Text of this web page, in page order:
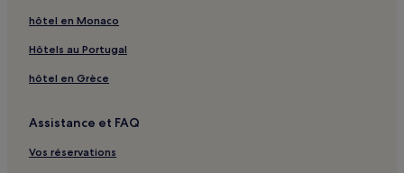
hôtel en Monaco
Hôtels au Portugal
hôtel en Grèce
Assistance et FAQ
Vos réservations